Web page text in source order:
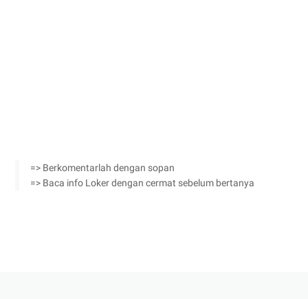
=> Berkomentarlah dengan sopan
=> Baca info Loker dengan cermat sebelum bertanya